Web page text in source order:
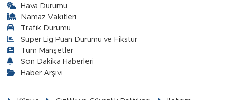
Hava Durumu
Namaz Vakitleri
Trafik Durumu
Süper Lig Puan Durumu ve Fikstür
Tüm Manşetler
Son Dakika Haberleri
Haber Arşivi